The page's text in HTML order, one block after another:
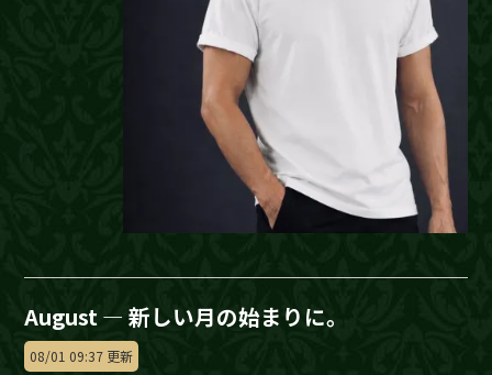
August — 新しい月の始まりに。
08/01 09:37 更新